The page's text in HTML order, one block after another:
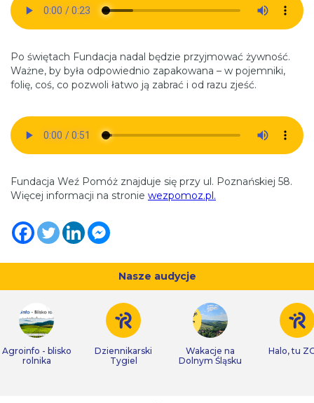
Po świętach Fundacja nadal będzie przyjmować żywność.
Ważne, by była odpowiednio zapakowana – w pojemniki,
folię, coś, co pozwoli łatwo ją zabrać i od razu zjeść.
Fundacja Weź Pomóż znajduje się przy ul. Poznańskiej 58.
Więcej informacji na stronie wezpomoz.pl.
Nasze audycje
Agroinfo - blisko
rolnika
Dziennikarski
Tygiel
Wakacje na
Dolnym Śląsku
Halo, tu